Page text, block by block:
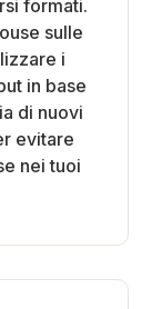
formati.
sulle
i
in base
di nuovi
evitare
nei tuoi